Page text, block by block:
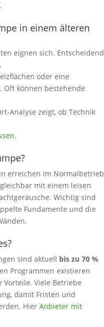
.
in einem älteren
eignen sich. Entscheidend
,
oder eine
Oft können bestehende
zeigt, ob Technik
.
erreichen im Normalbetrieb
mit einem leisen
Wichtig sind
Fundamente und die
sind aktuell bis zu 70 %
Programmen existieren
Viele Betriebe
damit Fristen und
Hier Anbieter mit